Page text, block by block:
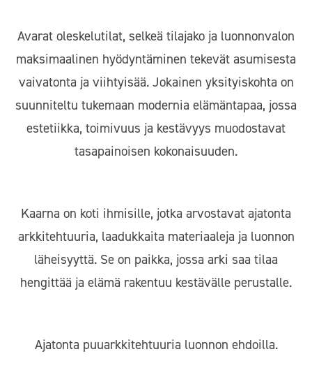
Avarat oleskelutilat, selkeä tilajako ja luonnonvalon
maksimaalinen hyödyntäminen tekevät asumisesta
vaivatonta ja viihtyisää. Jokainen yksityiskohta on
suunniteltu tukemaan modernia elämäntapaa, jossa
estetiikka, toimivuus ja kestävyys muodostavat
tasapainoisen kokonaisuuden.
Kaarna on koti ihmisille, jotka arvostavat ajatonta
arkkitehtuuria, laadukkaita materiaaleja ja luonnon
läheisyyttä. Se on paikka, jossa arki saa tilaa
hengittää ja elämä rakentuu kestävälle perustalle.
Ajatonta puuarkkitehtuuria luonnon ehdoilla.